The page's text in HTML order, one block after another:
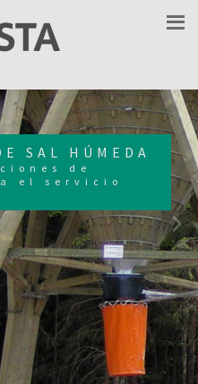
SAL HÚMEDA
de
el servicio